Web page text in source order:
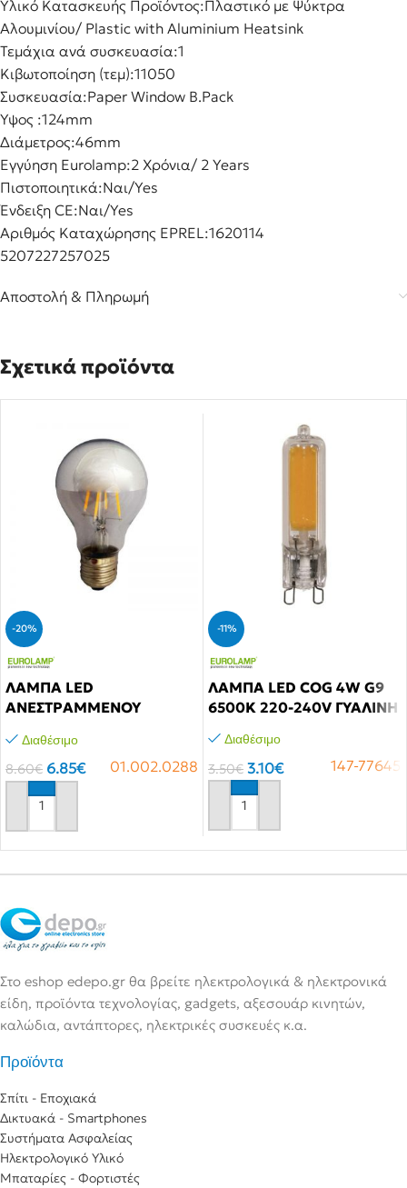
Υλικό Κατασκευής Προϊόντος:Πλαστικό με Ψύκτρα
Αλουμινίου/ Plastic with Aluminium Heatsink
Τεμάχια ανά συσκευασία:1
Κιβωτοποίηση (τεμ):11050
Συσκευασία:Paper Window B.Pack
Ύψος :124mm
Διάμετρος:46mm
Εγγύηση Eurolamp:2 Χρόνια/ 2 Years
Πιστοποιητικά:Ναι/Yes
Ένδειξη CE:Ναι/Yes
Αριθμός Καταχώρησης EPREL:1620114
5207227257025
Αποστολή & Πληρωμή
Σχετικά προϊόντα
-20%
ΛΑΜΠΑ LED
ΑΝΕΣΤΡΑΜΜΕΝΟΥ
FILAMENT 6W E27 2700K
220-240V
Διαθέσιμο
8.60€ 6.85€ 01.002.0288
Αγόρασε το
-11%
ΛΑΜΠΑ LED COG 4W G9
6500K 220-240V ΓΥΑΛΙΝΗ
Διαθέσιμο
3.50€ 3.10€ 147-77645
Αγόρασε το
Στο eshop edepo.gr θα βρείτε ηλεκτρολογικά & ηλεκτρονικά
είδη, προϊόντα τεχνολογίας, gadgets, αξεσουάρ κινητών,
καλώδια, αντάπτορες, ηλεκτρικές συσκευές κ.α.
Προϊόντα
Σπίτι - Εποχιακά
Δικτυακά - Smartphones
Συστήματα Ασφαλείας
Ηλεκτρολογικό Υλικό
Μπαταρίες - Φορτιστές